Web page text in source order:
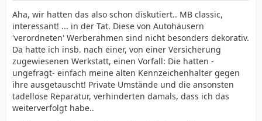
Aha, wir hatten das also schon diskutiert.. MB classic,
interessant! ... in der Tat. Diese von Autohäusern
'verordneten' Werberahmen sind nicht besonders dekorativ.
Da hatte ich insb. nach einer, von einer Versicherung
zugewiesenen Werkstatt, einen Vorfall: Die hatten -
ungefragt- einfach meine alten Kennzeichenhalter gegen
ihre ausgetauscht! Private Umstände und die ansonsten
tadellose Reparatur, verhinderten damals, dass ich das
weiterverfolgt habe..